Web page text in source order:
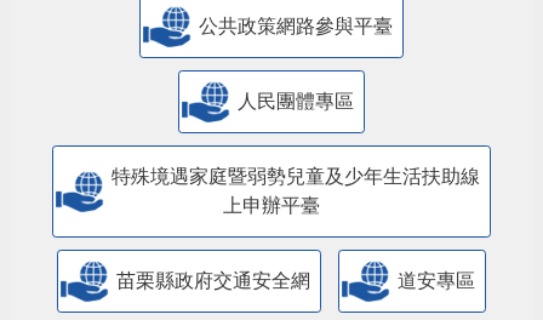
公共政策網路參與平臺
人民團體專區
特殊境遇家庭暨弱勢兒童及少年生活扶助線
上申辦平臺
苗栗縣政府交通安全網 道安專區